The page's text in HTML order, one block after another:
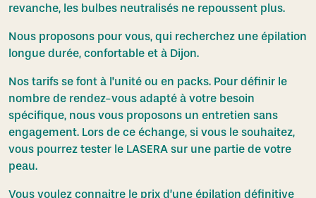
revanche, les bulbes neutralisés ne repoussent plus.
Nous proposons pour vous, qui recherchez une épilation
longue durée, confortable et à Dijon.
Nos tarifs se font à l'unité ou en packs. Pour définir le
nombre de rendez-vous adapté à votre besoin
spécifique, nous vous proposons un entretien sans
engagement. Lors de ce échange, si vous le souhaitez,
vous pourrez tester le LASERA sur une partie de votre
peau.
Vous voulez connaitre le prix d’une épilation définitive